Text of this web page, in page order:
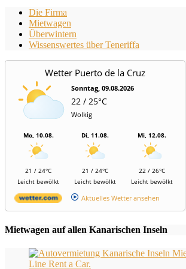
Die Firma
Mietwagen
Überwintern
Wissenswertes über Teneriffa
Wetter Puerto de la Cruz
Sonntag, 09.08.2026
22 / 25°C
Wolkig
Mo, 10.08.
21 / 24°C
Leicht bewölkt
Di, 11.08.
21 / 24°C
Leicht bewölkt
Mi, 12.08.
22 / 26°C
Leicht bewölkt
Aktuelles Wetter ansehen
Mietwagen auf allen Kanarischen Inseln